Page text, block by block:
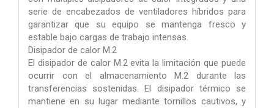
serie de encabezados de ventiladores híbridos para
garantizar que su equipo se mantenga fresco y
estable bajo cargas de trabajo intensas.
Disipador de calor M.2
El disipador de calor M.2 evita la limitación que puede
ocurrir con el almacenamiento M.2 durante las
transferencias sostenidas. El disipador térmico se
mantiene en su lugar mediante tornillos cautivos, y